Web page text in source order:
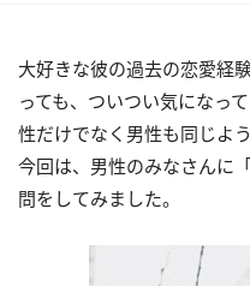
大好きな彼の過去の恋愛経
っても、ついつい気になっ
性だけでなく男性も同じよ
今回は、男性のみなさんに
問をしてみました。